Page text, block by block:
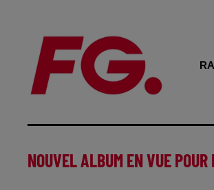
NOUVEL ALBUM EN VUE POUR